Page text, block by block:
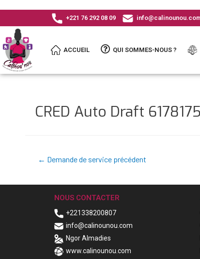
+221 76 292 08 09
ACCUEIL QUI SOMMES-NOUS ?
CRED Auto Draft
← Demande de service précédent
NOUS CONTACTER
+221338200807
info@calinounou.com
Ngor Almadies
www.calinounou.com